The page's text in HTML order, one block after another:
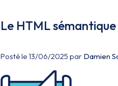
Le HTML
Posté le 13/06/2025 par Damien